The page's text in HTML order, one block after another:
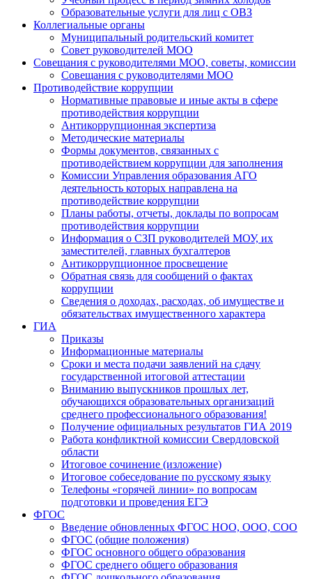
Образовательные услуги для лиц с ОВЗ
Коллегиальные органы
Муниципальный родительский комитет
Совет руководителей МОО
Совещания с руководителями МОО, советы, комиссии
Совещания с руководителями МОО
Противодействие коррупции
Нормативные правовые и иные акты в сфере
противодействия коррупции
Антикоррупционная экспертиза
Методические материалы
Формы документов, связанных с
противодействием коррупции для заполнения
Комиссии Управления образования АГО
деятельность которых направлена на
противодействие коррупции
Планы работы, отчеты, доклады по вопросам
противодействия коррупции
Информация о СЗП руководителей МОУ, их
заместителей, главных бухгалтеров
Антикоррупционное просвещение
Обратная связь для сообщений о фактах
коррупции
Сведения о доходах, расходах, об имуществе и
обязательствах имущественного характера
ГИА
Приказы
Информационные материалы
Сроки и места подачи заявлений на сдачу
государственной итоговой аттестации
Вниманию выпускников прошлых лет,
обучающихся образовательных организаций
среднего профессионального образования!
Получение официальных результатов ГИА 2019
Работа конфликтной комиссии Свердловской
области
Итоговое сочинение (изложение)
Итоговое собеседование по русскому языку
Телефоны «горячей линии» по вопросам
подготовки и проведения ЕГЭ
ФГОС
Введение обновленных ФГОС НОО, ООО, СОО
ФГОС (общие положения)
ФГОС основного общего образования
ФГОС среднего общего образования